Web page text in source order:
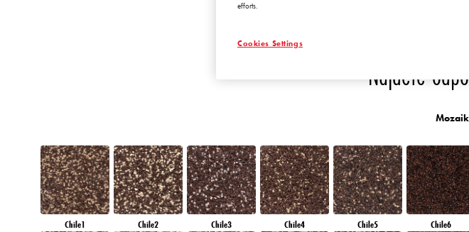
Najděte
Chile1 Chile2 Chile3 Chile4 Chile5 Chile6
efforts.
Cookies Settings